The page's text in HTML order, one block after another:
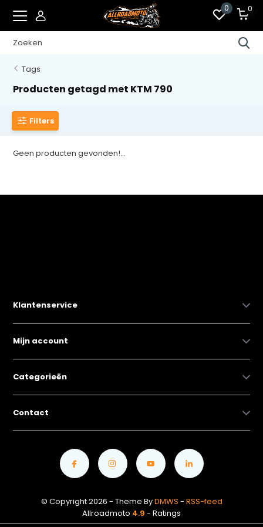
0 0
Tags
Producten getagd met KTM 790
Filters
Geen producten gevonden!...
Klantenservice
Mijn account
Categorieën
Contact
© Copyright 2026 - Theme ByDMWS - RSS-feed
Allroadmoto 4.9 - Ratings